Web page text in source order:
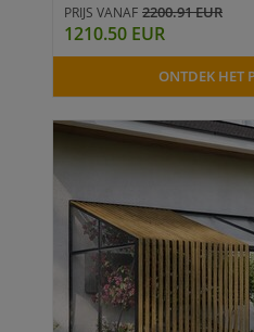
PRIJS VANAF 2200.91 EUR
1210.50 EUR
ONTDEK HET